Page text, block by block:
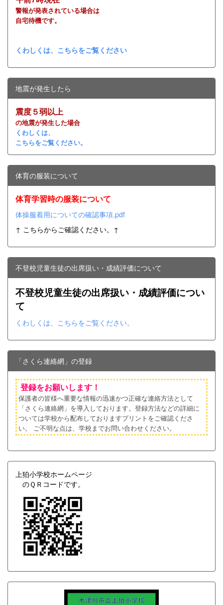
警報が発表されている場合は
自宅待機です。
くわしくは、こちらをご覧ください
地震が発生したら
震度５弱以上
の地震が発生した場合
くわしくは、
こちらをご覧ください。
体育の服装について
体育学習時の服装について
体操服着用についての確認事項.pdf
↑ こちらからご確認ください。↑
不登校児童生徒の出席扱い・成績評価について
不登校児童生徒の出席扱い・成績評価につい
て
くわしくは、こちらをご覧ください。
「さくら連絡網」の登録
登録をお願いします！
保護者の皆様へ重要な情報の迅速かつ正確な連絡方法として
「さくら連絡網」を導入しております。登録方法などの詳細に
ついては学校から配布しておりますプリントをご確認くださ
い。
ご不明な点は、学校までお問い合わせください。
上狛小学校ホームページ
のＱＲコードです。